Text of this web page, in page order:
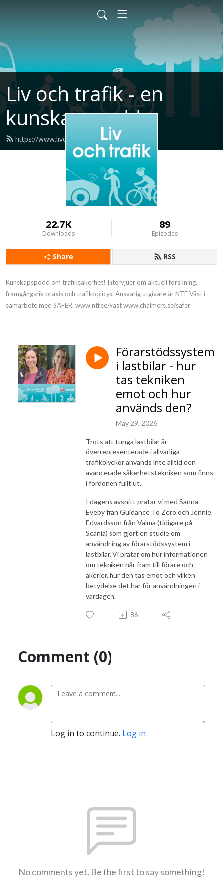
Liv och trafik - en
kunskapspodd
https://www.livochtrafikpodden.se/feed.xml
22.7K
Downloads
89
Episodes
Share RSS
Kunskapspodd om trafiksäkerhet! Intervjuer om aktuell forskning,
framgångsrik praxis och trafikpolicys. Ansvarig utgivare är NTF Väst i
samarbete med SAFER. www.ntf.se/vast www.chalmers.se/safer
Förarstödssystem
i lastbilar - hur
tas tekniken
emot och hur
används den?
May 29, 2026
Trots att tunga lastbilar är
överrepresenterade i allvarliga
trafikolyckor används inte alltid den
avancerade säkerhetstekniken som finns
i fordonen fullt ut.
I dagens avsnitt pratar vi med Sanna
Eveby från Guidance To Zero och Jennie
Edvardsson från Valma (tidigare på
Scania) som gjort en studie om
användning av förarstödssystem i
lastbilar. Vi pratar om hur informationen
om tekniken når fram till förare och
åkerier, hur den tas emot och vilken
betydelse det har för användningen i
vardagen.
86
Comment (0)
Log in to continue. Log in
No comments yet. Be the first to say something!